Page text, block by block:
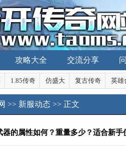
攻略大全 交流分享
1.85传奇 仿盛大 复古传奇 英雄
>> 新服动态 >> 正文
器的属性如何？重量多少？适合新手